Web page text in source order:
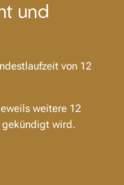
und
von 12
weitere 12
gekündigt wird.